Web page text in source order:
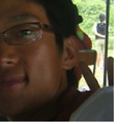
이들의 마음을 떠올리면서. "달
에서 부처상과 경전을 모시고
아오기도하고, 저 월성 장에 가